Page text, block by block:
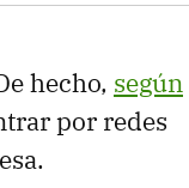
hecho, según
por redes